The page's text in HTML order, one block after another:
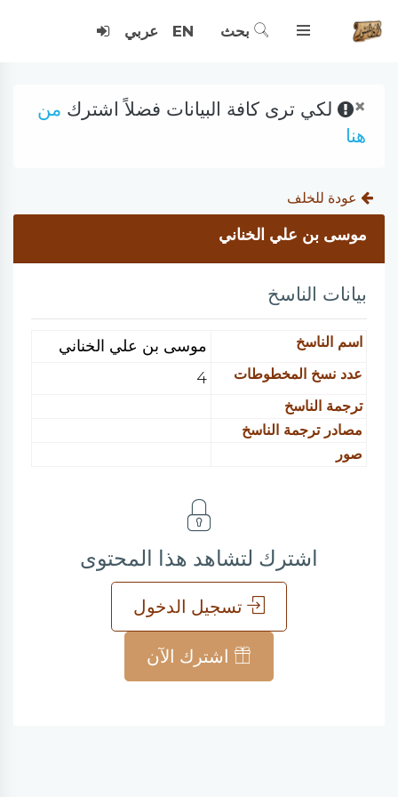
بحث EN عربي
× لكي ترى كافة البيانات فضلاً اشترك من
هنا
عودة للخلف
موسى بن علي الخناني
بيانات الناسخ
اسم الناسخ موسى بن علي الخناني
عدد نسخ المخطوطات 4
ترجمة الناسخ
مصادر ترجمة الناسخ
صور
اشترك لتشاهد هذا المحتوى
تسجيل الدخول
اشترك الآن